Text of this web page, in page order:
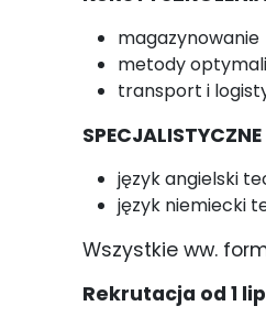
magazynowanie
metody
transport i
język angielski
język niemiecki
Wszystkie ww.
Rekrutacja od 1